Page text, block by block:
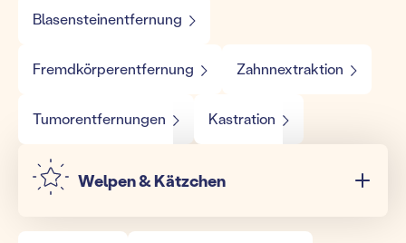
Blasensteinentfernung
Fremdkörperentfernung Zahnnextraktion
Tumorentfernungen Kastration
Welpen & Kätzchen